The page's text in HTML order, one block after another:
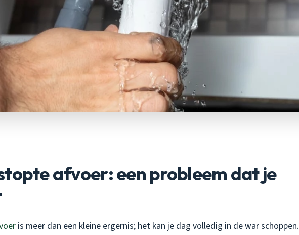
afvoer: een probleem dat je
is meer dan een kleine ergernis; het kan je dag volledig in de war schoppen.